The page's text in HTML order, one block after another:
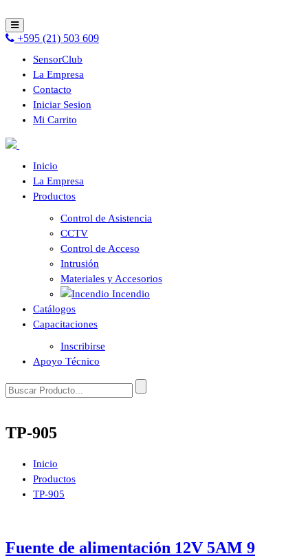
+595 (21) 503 609
SensorClub
La Empresa
Contacto
Iniciar Sesion
Mi Carrito
Inicio
La Empresa
Productos
Control de Asistencia
CCTV
Control de Acceso
Intrusión
Materiales y Accesorios
Incendio
Catálogos
Capacitaciones
Inscribirse
Apoyo Técnico
TP-905
Inicio
Productos
TP-905
Fuente de alimentación 12V 5AM 9